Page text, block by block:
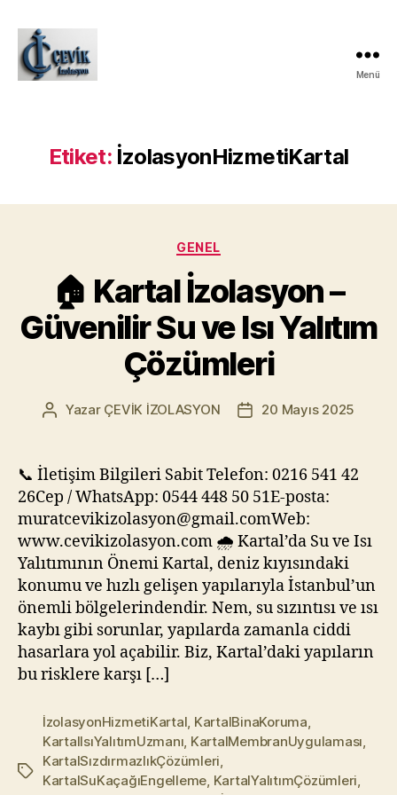
Menü
Etiket: İzolasyonHizmetiKartal
Kategoriler
GENEL
🏠 Kartal İzolasyon –
Güvenilir Su ve Isı Yalıtım
Çözümleri
Yazının
Yazar ÇEVİK İZOLASYON
Yazı20 Mayıs 2025
📞 İletişim Bilgileri Sabit Telefon: 0216 541 42
26Cep / WhatsApp: 0544 448 50 51E-posta:
muratcevikizolasyon@gmail.comWeb:
www.cevikizolasyon.com 🌧️ Kartal’da Su ve Isı
Yalıtımının Önemi Kartal, deniz kıyısındaki
konumu ve hızlı gelişen yapılarıyla İstanbul’un
önemli bölgelerindendir. Nem, su sızıntısı ve ısı
kaybı gibi sorunlar, yapılarda zamanla ciddi
hasarlara yol açabilir. Biz, Kartal’daki yapıların
bu risklere karşı […]
Etiketler
İzolasyonHizmetiKartal, KartalBinaKoruma,
KartalIsıYalıtımUzmanı, KartalMembranUygulaması,
KartalSızdırmazlıkÇözümleri,
KartalSuKaçağıEngelleme, KartalYalıtımÇözümleri,